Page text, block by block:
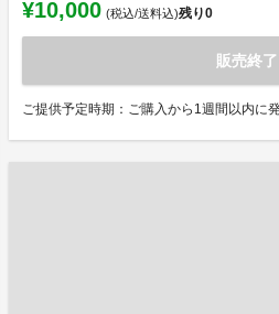
¥10,000 (税込/送料込)残り0
販売終了
ご提供予定時期：ご購入から1週間以内に